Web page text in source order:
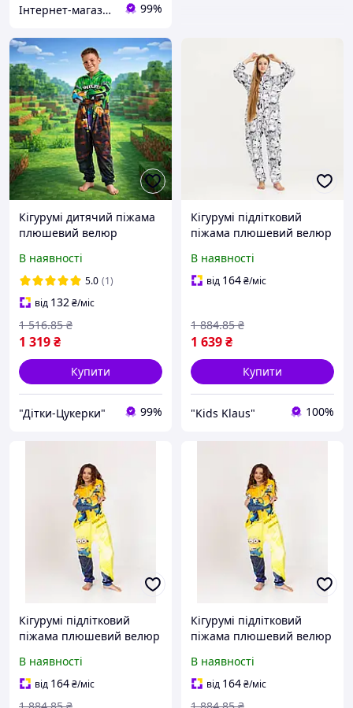
Інтернет-магазин «Світ іграшок» 99%
Кігурумі дитячий піжама
плюшевий велюр
зріст 146 см
В наявності
5.0 (1)
від 132₴/міс
1 319₴
1 516.85 ₴
Купити
"Дітки-Цукерки" 99%
Кігурумі підлітковий
піжама плюшевий велюр
зріст 170 см
В наявності
від 164₴/міс
1 639₴
1 884.85 ₴
Купити
"Kids Klaus" 100%
Кігурумі підлітковий
піжама плюшевий велюр
В наявності
від 164₴/міс
Кігурумі підлітковий
піжама плюшевий велюр
В наявності
від 164₴/міс